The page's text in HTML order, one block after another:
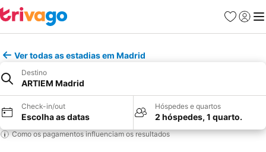
Favoritos
Iniciar
Ver todas as estadias em Madrid
Destino
ARTIEM Madrid
Check-in/out
Escolha as datas
Hóspedes e quartos
2 hóspedes, 1 quarto.
Como os pagamentos influenciam os resultados